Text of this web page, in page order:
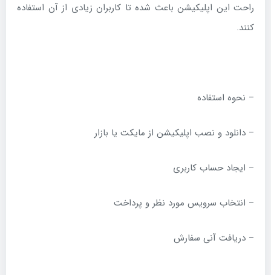
راحت این اپلیکیشن باعث شده تا کاربران زیادی از آن استفاده
کنند.
– نحوه استفاده
– دانلود و نصب اپلیکیشن از مایکت یا بازار
– ایجاد حساب کاربری
– انتخاب سرویس مورد نظر و پرداخت
– دریافت آنی سفارش